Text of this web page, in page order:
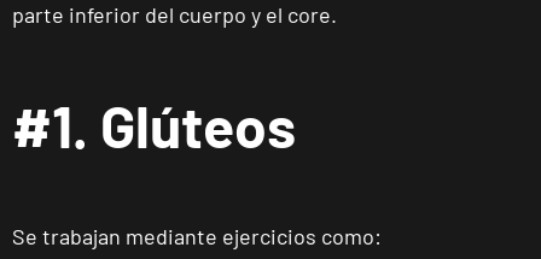
parte inferior del cuerpo y el core.
#1. Glúteos
Se trabajan mediante ejercicios como: